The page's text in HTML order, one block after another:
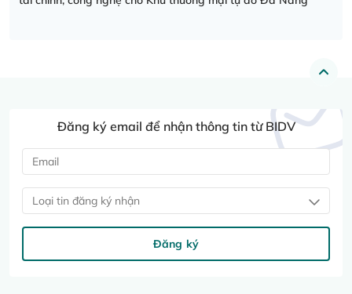
Đăng ký email để nhận thông tin từ BIDV
Loại tin đăng ký nhận
Đăng ký